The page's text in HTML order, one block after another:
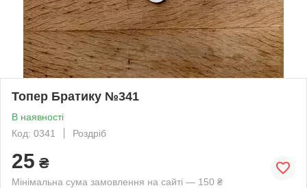
Топер Братику №341
В наявності
Код: 0341
Роздріб
25 ₴
Мінімальна сума замовлення на сайті — 150 ₴